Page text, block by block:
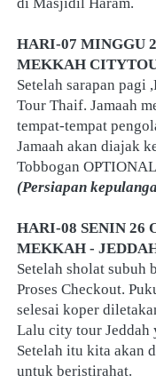
HARI-07 MINGGU
MEKKAH
Setelah sarapan pagi
Tour Thaif. Jamaah
tempat-tempat
Jamaah akan diajak
Tobbogan
(Persiapan
HARI-08 SENIN 26
MEKKAH -
Setelah sholat subuh
Proses Checkout.
selesai koper
Lalu city tour Jeddah
Setelah itu kita akan
untuk beristirahat.